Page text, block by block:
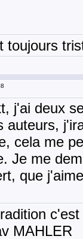
toujours
j'ai deux
auteurs,
cela me
Je me
que
MAHLER